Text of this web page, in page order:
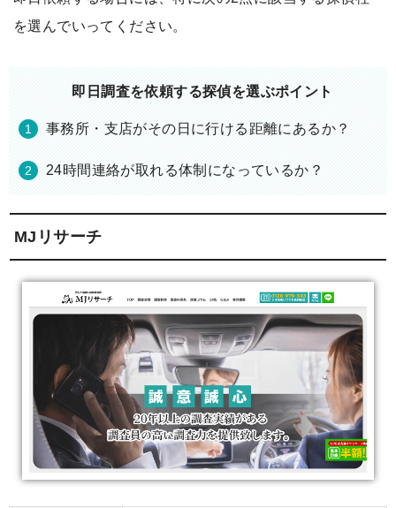
を選んでいってください。
即日調査を依頼する探偵を選ぶポイント
事務所・支店がその日に行ける距離にあるか？
24時間連絡が取れる体制になっているか？
MJリサーチ